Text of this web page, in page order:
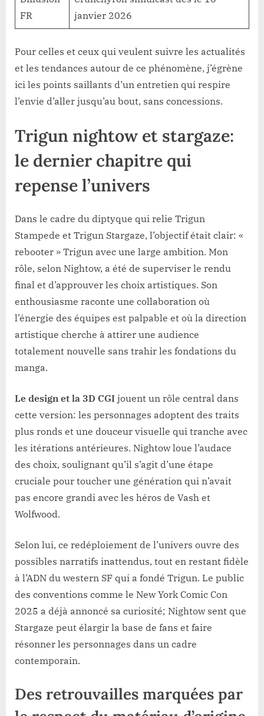
FR
janvier 2026
Pour celles et ceux qui veulent suivre les actualités
et les tendances autour de ce phénomène, j’égrène
ici les points saillants d’un entretien qui respire
l’envie d’aller jusqu’au bout, sans concessions.
Trigun nightow et stargaze:
le dernier chapitre qui
repense l’univers
Dans le cadre du diptyque qui relie Trigun
Stampede et Trigun Stargaze, l’objectif était clair: «
rebooter » Trigun avec une large ambition. Mon
rôle, selon Nightow, a été de superviser le rendu
final et d’approuver les choix artistiques. Son
enthousiasme raconte une collaboration où
l’énergie des équipes est palpable et où la direction
artistique cherche à attirer une audience
totalement nouvelle sans trahir les fondations du
manga.
Le design et la 3D CGI jouent un rôle central dans
cette version: les personnages adoptent des traits
plus ronds et une douceur visuelle qui tranche avec
les itérations antérieures. Nightow loue l’audace
des choix, soulignant qu’il s’agit d’une étape
cruciale pour toucher une génération qui n’avait
pas encore grandi avec les héros de Vash et
Wolfwood.
Selon lui, ce redéploiement de l’univers ouvre des
possibles narratifs inattendus, tout en restant fidèle
à l’ADN du western SF qui a fondé Trigun. Le public
des conventions comme le New York Comic Con
2025 a déjà annoncé sa curiosité; Nightow sent que
Stargaze peut élargir la base de fans et faire
résonner les personnages dans un cadre
contemporain.
Des retrouvailles marquées par